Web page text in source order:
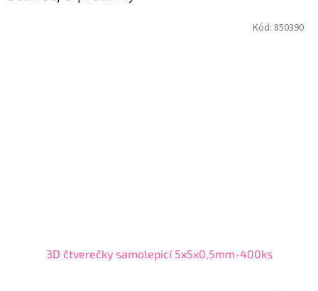
3D čtverečky samolepicí 5x5x0,5mm-400ks
Kód: 850390